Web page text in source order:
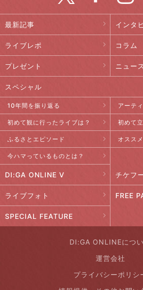
最新記事 インタ
ライブレポ コラム
プレゼント ニュース
スペシャル
10年間を振り返る アーテ
初めて観に行ったライブは？ 初めて
ふるさとエピソード オスス
今ハマっているものとは？
DI:GA ONLINE V チケフ
ライブフォト FREE
SPECIAL FEATURE
DI:GA ONLINEにつ
運営会社
プライバシーポリシ